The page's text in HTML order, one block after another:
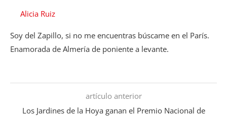
Alicia Ruiz
Soy del Zapillo, si no me encuentras búscame en el París.
Enamorada de Almería de poniente a levante.
artículo anterior
Los Jardines de la Hoya ganan el Premio Nacional de